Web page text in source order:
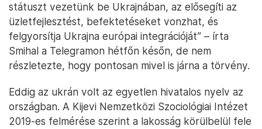
státuszt vezetünk be Ukrajnában, az elősegíti az
üzletfejlesztést, befektetéseket vonzhat, és
felgyorsítja Ukrajna európai integrációját” – írta
Smihal a Telegramon hétfőn későn, de nem
részletezte, hogy pontosan mivel is járna a törvény.
Eddig az ukrán volt az egyetlen hivatalos nyelv az
országban. A Kijevi Nemzetközi Szociológiai Intézet
2019-es felmérése szerint a lakosság körülbelül fele